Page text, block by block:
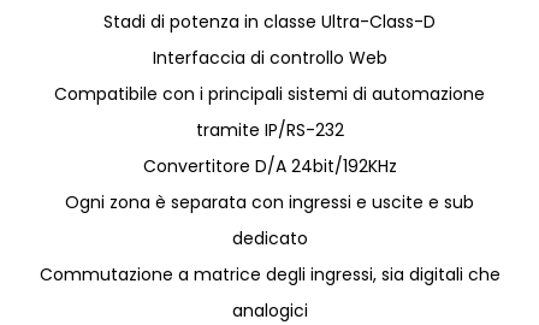
Stadi di potenza in classe Ultra-Class-D
Interfaccia di controllo Web
Compatibile con i principali sistemi di automazione
tramite IP/RS-232
Convertitore D/A 24bit/192KHz
Ogni zona è separata con ingressi e uscite e sub
dedicato
Commutazione a matrice degli ingressi, sia digitali che
analogici